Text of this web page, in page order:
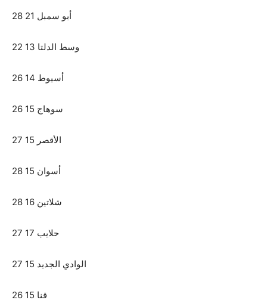
أبو سمبل 21 28
وسط الدلتا 13 22
أسيوط 14 26
سوهاج 15 26
الأقصر 15 27
أسوان 15 28
شلاتين 16 28
حلايب 17 27
الوادي الجديد 15 27
قنا 15 26